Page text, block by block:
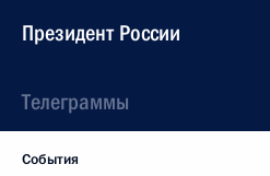
Президент России
Телеграммы
События